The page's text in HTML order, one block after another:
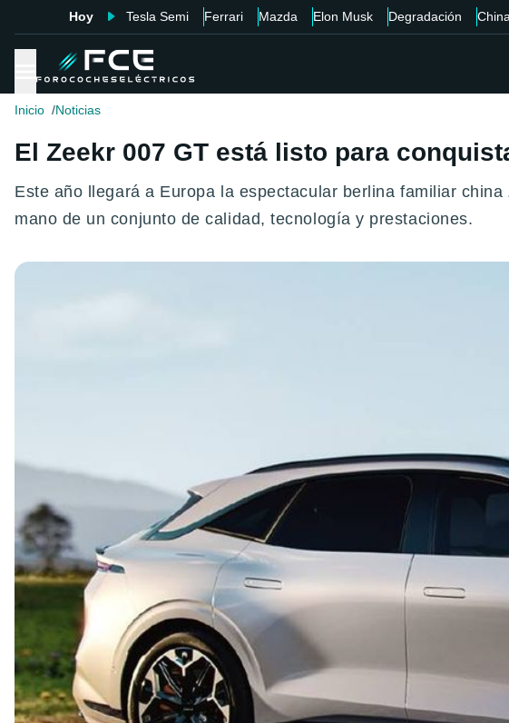
Hoy Tesla Semi Ferrari Mazda Elon Musk Degradación
Inicio Noticias
El Zeekr 007 GT está listo para
Este año llegará a Europa la espectacular berlina familiar
mano de un conjunto de calidad, tecnología y prestaciones.